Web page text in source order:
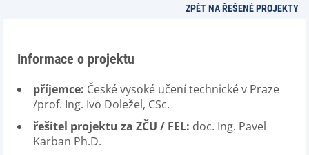
ZPĚT NA ŘEŠENÉ PROJEKTY
Informace o projektu
příjemce: České vysoké učení technické v Praze
/prof. Ing. Ivo Doležel, CSc.
řešitel projektu za ZČU / FEL: doc. Ing. Pavel
Karban Ph.D.